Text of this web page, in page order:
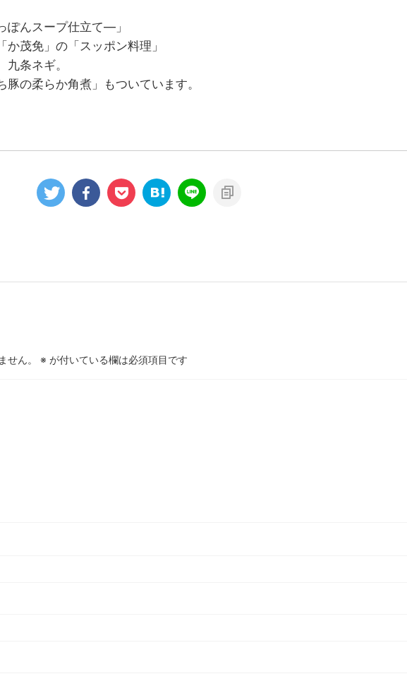
ぽんスープ仕立て―」
茂免」の「スッポン料理」
九条ネギ。
豚の柔らか角煮」もついています。
せん。 ※ が付いている欄は必須項目です